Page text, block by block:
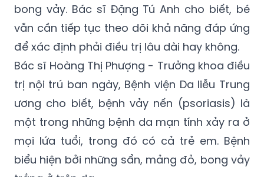
Sau 1 ngày vào viện, tình trạng của bé đã cải
thiện, tổn thương da đã giảm đỏ và bắt đầu
bong vảy. Bác sĩ Đặng Tú Anh cho biết, bé
vẫn cần tiếp tục theo dõi khả năng đáp ứng
để xác định phải điều trị lâu dài hay không.
Bác sĩ Hoàng Thị Phượng - Trưởng khoa điều
trị nội trú ban ngày, Bệnh viện Da liễu Trung
ương cho biết, bệnh vảy nến (psoriasis) là
một trong những bệnh da mạn tính xảy ra ở